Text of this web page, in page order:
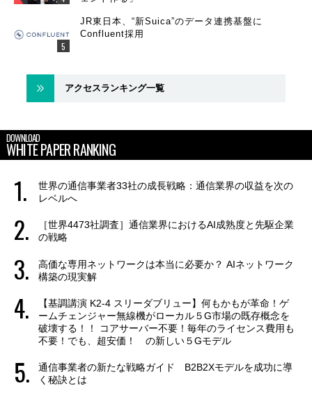
JR東日本、“新Suica”のデータ連携基盤に
Confluent採用
アクセスランキング一覧
DOWNLOAD
WHITE PAPER RANKING
世界の通信事業者33社の成長戦略：通信業界の収益を次の
レベルへ
［世界4473社調査］通信業界におけるAI成熟度と先駆企業
の戦略
高価な専用ネットワークは本当に必要か？ AIネットワーク
構築の現実解
【基調講演 K2-4 スリーダブリュー】何もかもが革命！ゲ
ームチェンジャー無線機がローカル５G市場の既存概念を
破壊する！！ コアサーバー不要！毎年のライセンス費用も
不要！でも、超安価！ の新しい５Gモデル
通信事業者の新たな戦略ガイド B2B2Xモデルを成功に導
く秘訣とは